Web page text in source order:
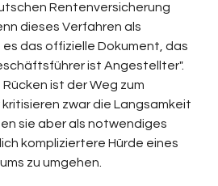
Rentenversicherung
dieses Verfahren als
das offizielle Dokument, das
ist Angestellter".
ist der Weg zum
kritisieren zwar die Langsamkeit
sie aber als notwendiges
kompliziertere Hürde eines
zu umgehen.